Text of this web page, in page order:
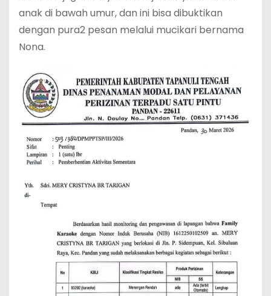
anak di bawah umur, dan ini bisa dibuktikan
dengan pura2 pesan melalui mucikari bernama
Nona.